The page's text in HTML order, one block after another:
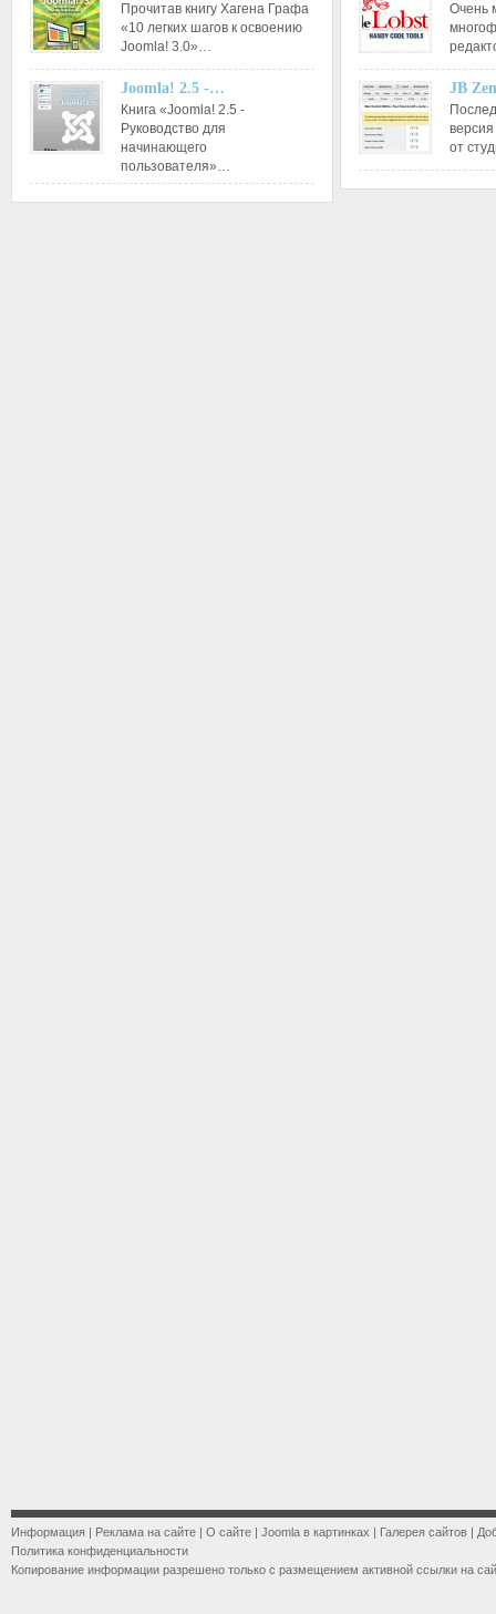
Прочитав книгу Хагена Графа
«10 легких шагов к освоению
Joomla! 3.0»…
Joomla! 2.5 -…
Книга «Joomla! 2.5 -
Руководство для
начинающего
пользователя»…
Очень
JB
от
Информация | Реклама на сайте | О сайте | Joomla в картинках | Галерея сайтов |
Политика конфиденциальности
Копирование информации разрешено только с размещением активной ссылки на